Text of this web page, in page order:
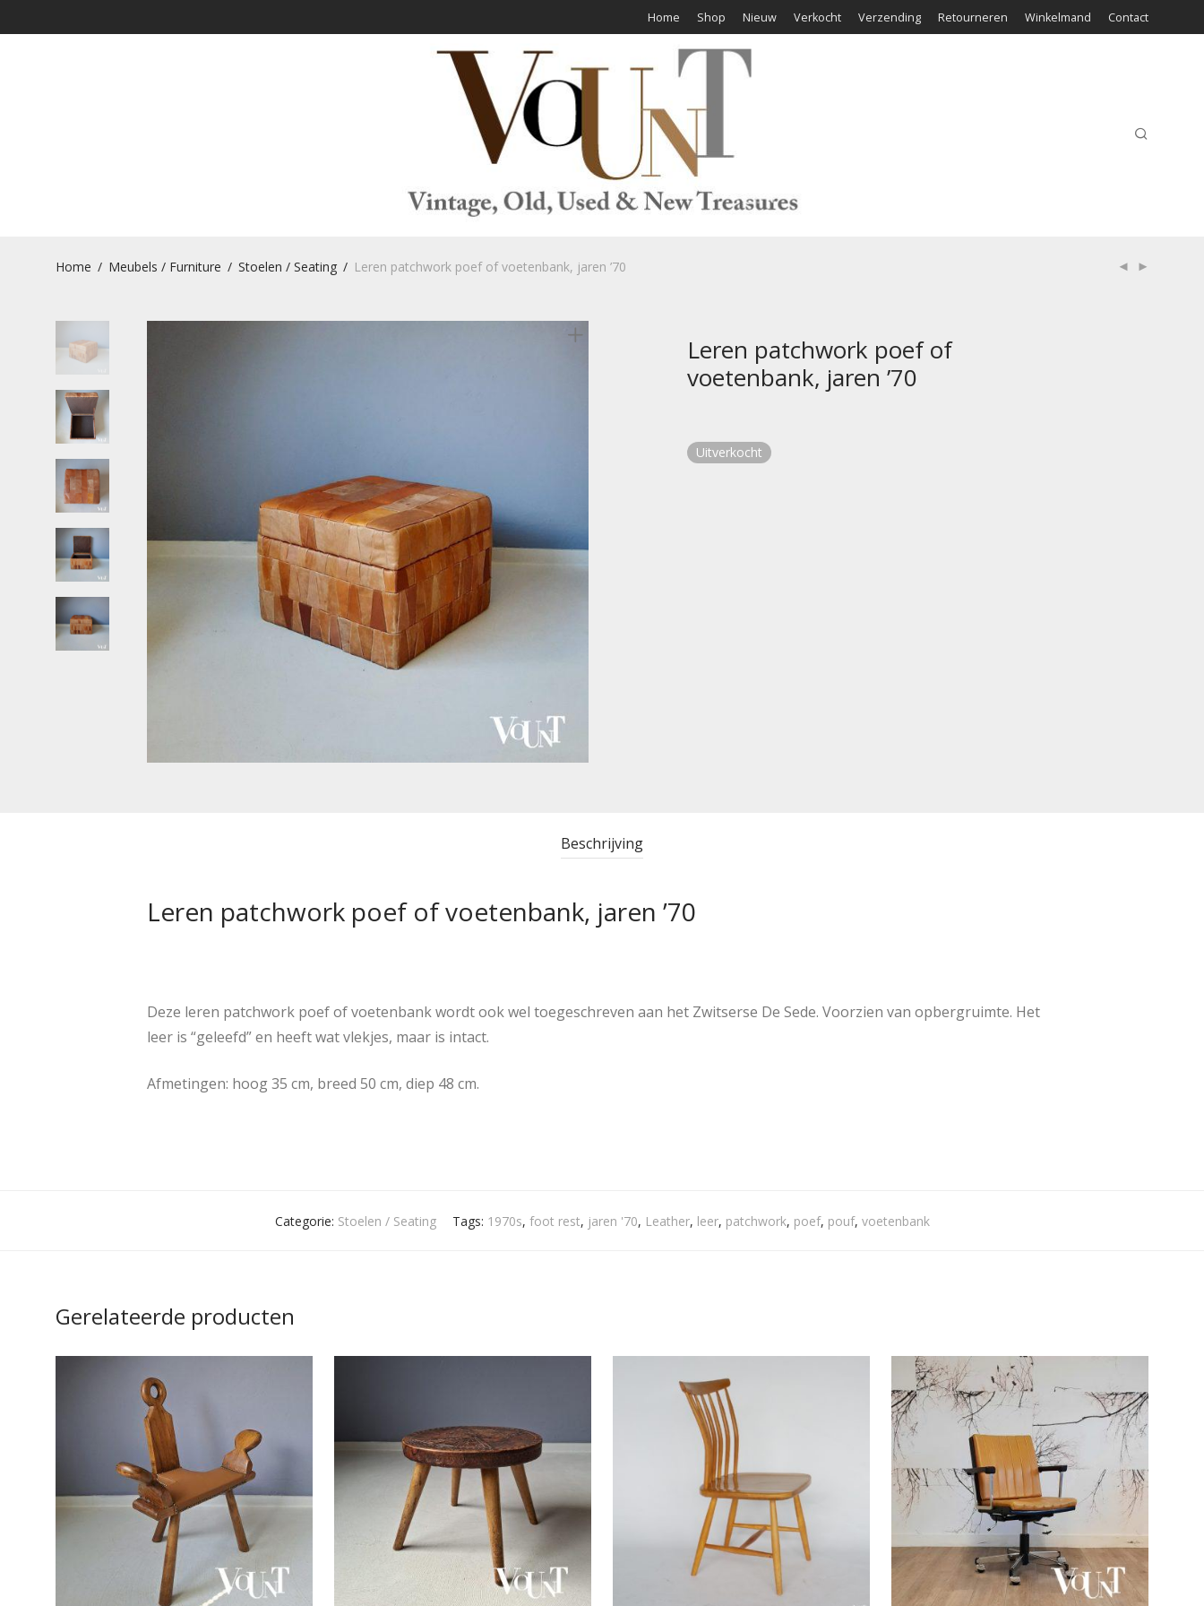
Home Shop Nieuw Verkocht Verzending Retourneren Winkelmand Contact
Home / Meubels / Furniture / Stoelen / Seating / Leren patchwork poef of voetenbank, jaren ’70
Leren patchwork poef of
voetenbank, jaren ’70
Uitverkocht
Beschrijving
Leren patchwork poef of voetenbank, jaren ’70
Deze leren patchwork poef of voetenbank wordt ook wel toegeschreven aan het Zwitserse De Sede. Voorzien van opbergruimte. Het
leer is “geleefd” en heeft wat vlekjes, maar is intact.
Afmetingen: hoog 35 cm, breed 50 cm, diep 48 cm.
Categorie: Stoelen / Seating Tags: 1970s, foot rest, jaren '70, Leather, leer, patchwork, poef, pouf, voetenbank
Gerelateerde producten